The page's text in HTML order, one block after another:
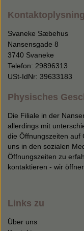
Svaneke Sæbehus
Nansensgade 8
3740 Svaneke
Telefon: 29896313
USt-IdNr: 39633183
Physisches
Die Filiale in der
allerdings mit
die Öffnungszeiten auf
uns in den sozialen
Öffnungszeiten zu
kontaktieren - wir
Links zu
Über uns